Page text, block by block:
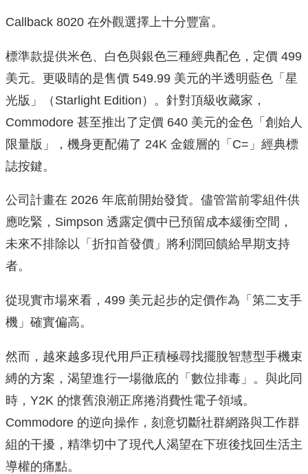
Callback 8020 在外觀選擇上十分豐富。
標準款提供米色、白色與銀色三種經典配色，定價 499
美元。更吸睛的是售價 549.99 美元的半透明藍色「星
光版」（Starlight Edition）。針對頂級收藏家，
Commodore 甚至推出了定價 640 美元的金色「創始人
限量版」，機身更配備了 24K 金鍍層的「C=」經典標
誌按鍵。
公司計畫在 2026 年底前開始發貨。儘管當前零組件供
應吃緊，Simpson 透露定價中已預留成本緩衝空間，
未來不排除以「折扣首發價」將利潤回饋給早期支持
者。
從現實市場來看，499 美元起步的定價作為「第二支手
機」確實偏高。
然而，越來越多現代用戶正積極尋找擺脫智慧型手機束
縛的方案，渴望進行一場徹底的「數位排毒」。與此同
時，Y2K 的懷舊浪潮正席捲消費性電子領域。
Commodore 的逆向操作，刻意切斷社群網路與工作群
組的干擾，精準切中了現代人渴望在下班後找回生活主
導權的痛點。